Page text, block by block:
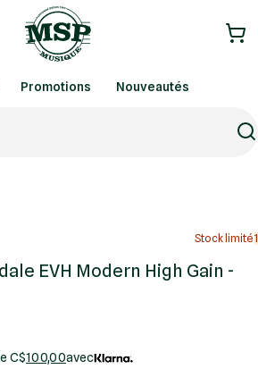
Promotions Nouveautés
Stock limité1
EVH Modern High Gain -
C$100,00avec